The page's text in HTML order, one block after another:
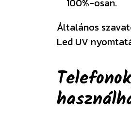
Általános
Led UV